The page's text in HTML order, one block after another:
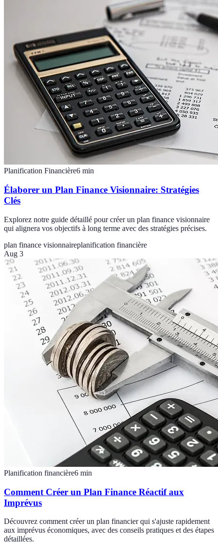
Planification Financière6 min
Élaborer un Plan Finance Visionnaire: Stratégies
Clés
Explorez notre guide détaillé pour créer un plan finance visionnaire
qui alignera vos objectifs à long terme avec des stratégies précises.
plan finance visionnaireplanification financière
Aug 3
Planification financière6 min
Comment Créer un Plan Finance Réactif aux
Imprévus
Découvrez comment créer un plan financier qui s'ajuste rapidement
aux imprévus économiques, avec des conseils pratiques et des étapes
détaillées.